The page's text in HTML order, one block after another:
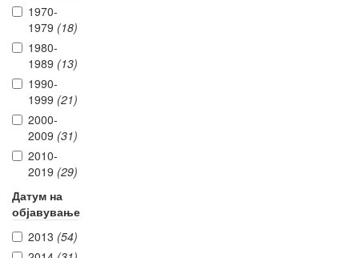
1970-
1979 (18)
1980-
1989 (13)
1990-
1999 (21)
2000-
2009 (31)
2010-
2019 (29)
Датум на
објавување
2013 (54)